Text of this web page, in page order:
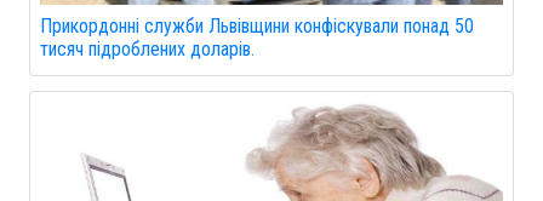
Прикордонні служби Львівщини конфіскували понад 50
тисяч підроблених доларів.